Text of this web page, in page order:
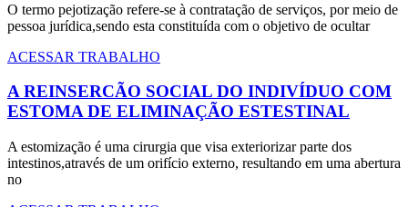
O termo pejotização refere-se à contratação de serviços, por meio de
pessoa jurídica,sendo esta constituída com o objetivo de ocultar
ACESSAR TRABALHO
A REINSERCÃO SOCIAL DO INDIVÍDUO COM
ESTOMA DE ELIMINAÇÃO ESTESTINAL
A estomização é uma cirurgia que visa exteriorizar parte dos
intestinos,através de um orifício externo, resultando em uma abertura
no